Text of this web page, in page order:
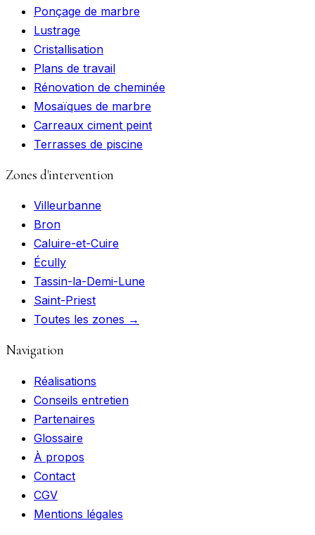
Ponçage de marbre
Lustrage
Cristallisation
Plans de travail
Rénovation de cheminée
Mosaïques de marbre
Carreaux ciment peint
Terrasses de piscine
Zones d'intervention
Villeurbanne
Bron
Caluire-et-Cuire
Écully
Tassin-la-Demi-Lune
Saint-Priest
Toutes les zones →
Navigation
Réalisations
Conseils entretien
Partenaires
Glossaire
À propos
Contact
CGV
Mentions légales